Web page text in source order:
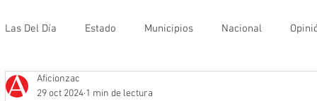
Las Del Día Estado Municipios Nacional
Que no se olvide
Aficionzac
29 oct 2024 1 min de lectura